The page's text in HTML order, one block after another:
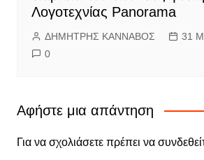
Λογοτεχνίας Panorama
ΔΗΜΗΤΡΗΣ ΚΑΝΝΑΒΟΣ
31
0
Αφήστε μια απάντηση
Για να σχολιάσετε πρέπει να